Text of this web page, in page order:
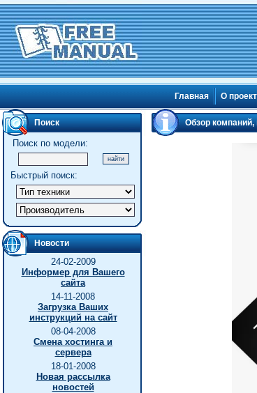
Главная О
Поиск
Поиск по модели:
Быстрый поиск:
Новости
24-02-2009
Информер для Вашего
сайта
14-11-2008
Загрузка Ваших
инструкций на сайт
08-04-2008
Смена хостинга и
сервера
18-01-2008
Новая рассылка
новостей
Обзор